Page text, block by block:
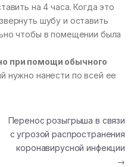
на 4 часа. Когда это
шубу и оставить
чтобы в помещении была
при помощи обычного
нужно нанести по всей ее
Перенос розыгрыша в связи
с угрозой распространения
коронавирусной инфекции
→